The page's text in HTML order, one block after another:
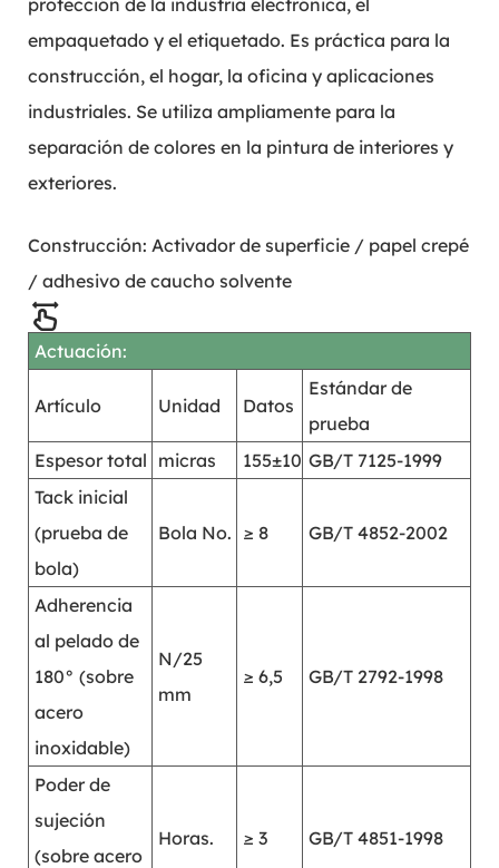
protección de la industria electrónica, el
empaquetado y el etiquetado. Es práctica para la
construcción, el hogar, la oficina y aplicaciones
industriales. Se utiliza ampliamente para la
separación de colores en la pintura de interiores y
exteriores.
Construcción: Activador de superficie / papel crepé
/ adhesivo de caucho solvente
Actuación:
Artículo Unidad Datos
Estándar de
prueba
Espesor total micras 155±10 GB/T 7125-1999
Tack inicial
(prueba de
bola)
Bola No. ≥ 8 GB/T 4852-2002
Adherencia
al pelado de
180° (sobre
acero
inoxidable)
N/25
mm
≥ 6,5 GB/T 2792-1998
Poder de
sujeción
(sobre acero
Horas. ≥ 3 GB/T 4851-1998